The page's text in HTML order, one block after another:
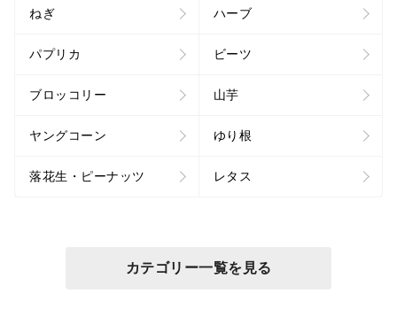
ねぎ ハーブ
パプリカ ビーツ
ブロッコリー 山芋
ヤングコーン ゆり根
落花生・ピーナッツ レタス
カテゴリー一覧を見る